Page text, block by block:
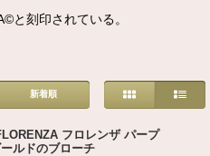
と刻印されている。
新着順
フロレンザ パープ
ルドのブローチ